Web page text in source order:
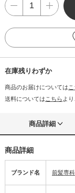
在庫残りわずか
商品のお届けについては
送料については こちら よ
商品詳細
商品詳細
ブランド名 前髪専科